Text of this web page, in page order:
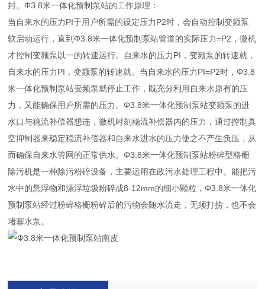
封。Φ3.8米一体化预制泵站的工作原理：
当自来水的压力PI于用户所需的设定压力P2时，会自动控制变频泵
软启动运行，直到Φ3.8米一体化预制泵站管道的实际压力=P2，微机
才控制变频泵以一的转速运行。自来水的压力PI，变频泵的转速就，
自来水的压力PI，变频泵的转速就。当自来水的压力PI=P2时，Φ3.8
米一体化预制泵站变频泵就停止工作，既充分利用自来水原有的压
力，又能确保用户所需的压力。Φ3.8米一体化预制泵站变频泵的进
水口与稳流补偿器想连，微机时刻稳流补偿器内的压力，通过控制真
空抑制器来稳定稳流补偿器和自来水进水的压力使之不产生负压，从
而确保自来水管网的正常供水。Φ3.8米一体化预制泵站粉碎型格栅
除污机是一种除污粉碎设备，主要运用在政污水处理工程中。能把污
水中的悬浮物和漂浮垃圾粉碎成8-12mm的细小颗粒，Φ3.8米一体化
预制泵站经过粉碎格栅粉碎后的污物会随水流走，无须打捞，也不会
堵塞水泵。